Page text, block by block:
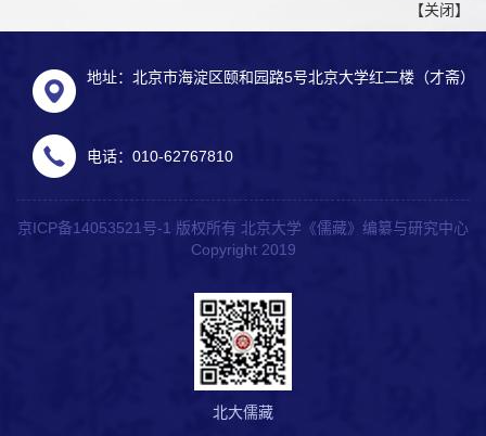
【关闭】
地址：北京市海淀区颐和园路5号北京大学红二楼（才斋）
电话：010-62767810
京ICP备14053521号-1 版权所有 北京大学《儒藏》编纂与研究中心
Copyright 2019
北大儒藏